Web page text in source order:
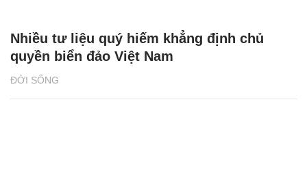
ĐỜI SỐNG
Nhiều tư liệu quý hiếm khẳng định chủ
quyền biển đảo Việt Nam